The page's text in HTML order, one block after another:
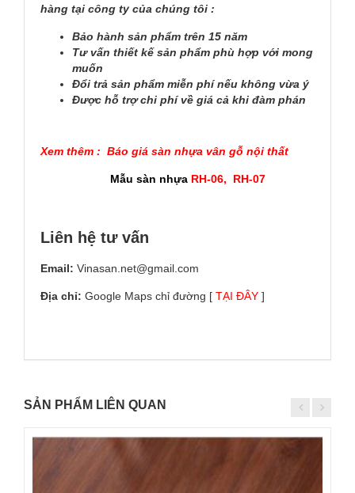
hàng tại công ty của chúng tôi :
Bảo hành sản phẩm trên 15 năm
Tư vấn thiết kế sản phẩm phù hợp với mong
muốn
Đổi trả sản phẩm miễn phí nếu không vừa ý
Được hỗ trợ chi phí về giá cả khi đàm phán
Xem thêm : Báo giá sàn nhựa vân gỗ nội thất
Mẫu sàn nhựa RH-06, RH-07
Liên hệ tư vấn
Email: Vinasan.net@gmail.com
Địa chỉ: Google Maps chỉ đường [ TẠI ĐÂY ]
SẢN PHẨM LIÊN QUAN